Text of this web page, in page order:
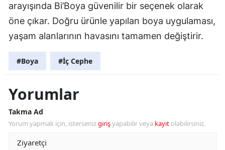
arayışında Bi’Boya güvenilir bir seçenek olarak
öne çıkar. Doğru ürünle yapılan boya uygulaması,
yaşam alanlarının havasını tamamen değiştirir.
#Boya #İç Cephe
Yorumlar
Takma Ad
Yorum yapmak için, istersenizgirişyapabilir veya kayıt olabilirsiniz.